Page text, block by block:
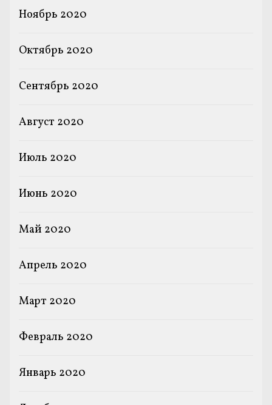
Ноябрь 2020
Октябрь 2020
Сентябрь 2020
Август 2020
Июль 2020
Июнь 2020
Май 2020
Апрель 2020
Март 2020
Февраль 2020
Январь 2020